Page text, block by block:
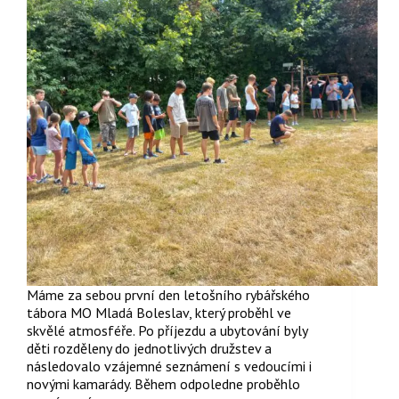
Máme za sebou první den letošního rybářského
tábora MO Mladá Boleslav, který proběhl ve
skvělé atmosféře. Po příjezdu a ubytování byly
děti rozděleny do jednotlivých družstev a
následovalo vzájemné seznámení s vedoucími i
novými kamarády. Během odpoledne proběhlo